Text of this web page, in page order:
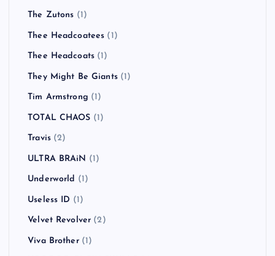
The Zutons (1)
Thee Headcoatees (1)
Thee Headcoats (1)
They Might Be Giants(1)
Tim Armstrong (1)
TOTAL CHAOS (1)
Travis(2)
ULTRA BRAiN (1)
Underworld (1)
Useless ID (1)
Velvet Revolver (2)
Viva Brother(1)